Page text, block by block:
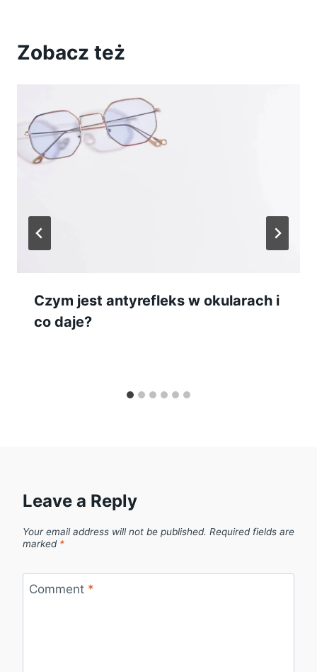
Zobacz też
Czym jest antyrefleks w okularach i
co daje?
Leave a Reply
Your email address will not be published. Required fields are
marked *
Comment *